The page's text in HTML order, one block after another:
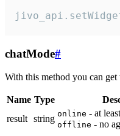
chatMode#
With this method you can
Name Type
result string online - at
offline - no